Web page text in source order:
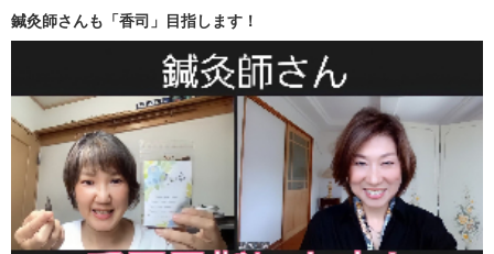
鍼灸師さんも「香司」目指します！